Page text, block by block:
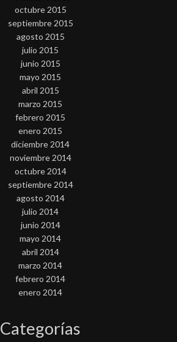
octubre 2015
septiembre 2015
agosto 2015
julio 2015
junio 2015
mayo 2015
abril 2015
marzo 2015
febrero 2015
enero 2015
diciembre 2014
noviembre 2014
octubre 2014
septiembre 2014
agosto 2014
julio 2014
junio 2014
mayo 2014
abril 2014
marzo 2014
febrero 2014
enero 2014
Categorías